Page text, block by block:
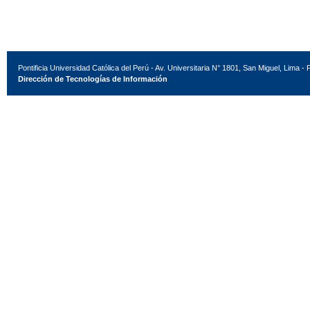
Pontificia Universidad Católica del Perú - Av. Universitaria N° 1801, San Miguel, Lima -
Dirección de Tecnologías de Información